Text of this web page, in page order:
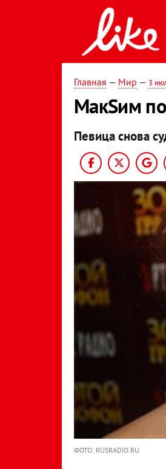
Главная — Мир — 3
МакSим
Певица снова
ФОТО: RUSRADIO.RU